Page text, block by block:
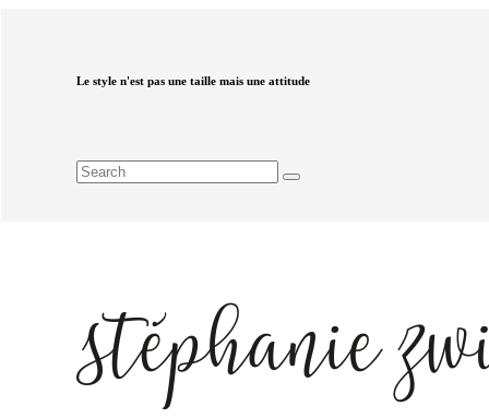
Le style n'est pas une taille mais une attitude